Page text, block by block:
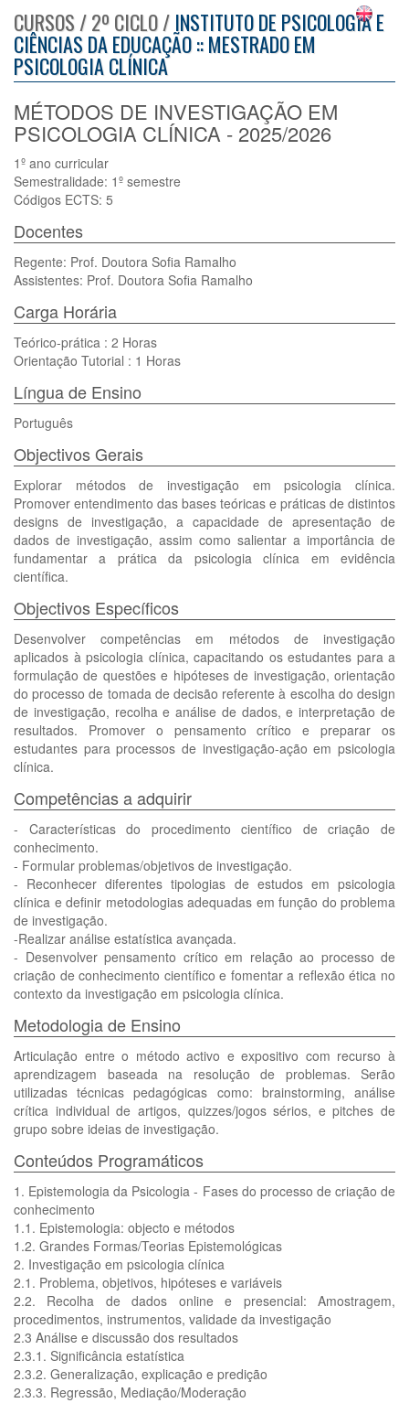
CURSOS / 2º CICLO / INSTITUTO DE PSICOLOGIA E
CIÊNCIAS DA EDUCAÇÃO :: MESTRADO EM
PSICOLOGIA CLÍNICA
MÉTODOS DE INVESTIGAÇÃO EM
PSICOLOGIA CLÍNICA - 2025/2026
1º ano curricular
Semestralidade: 1º semestre
Códigos ECTS: 5
Docentes
Regente: Prof. Doutora Sofia Ramalho
Assistentes: Prof. Doutora Sofia Ramalho
Carga Horária
Teórico-prática : 2 Horas
Orientação Tutorial : 1 Horas
Língua de Ensino
Português
Objectivos Gerais
Explorar métodos de investigação em psicologia clínica.
Promover entendimento das bases teóricas e práticas de distintos
designs de investigação, a capacidade de apresentação de
dados de investigação, assim como salientar a importância de
fundamentar a prática da psicologia clínica em evidência
científica.
Objectivos Específicos
Desenvolver competências em métodos de investigação
aplicados à psicologia clínica, capacitando os estudantes para a
formulação de questões e hipóteses de investigação, orientação
do processo de tomada de decisão referente à escolha do design
de investigação, recolha e análise de dados, e interpretação de
resultados. Promover o pensamento crítico e preparar os
estudantes para processos de investigação-ação em psicologia
clínica.
Competências a adquirir
- Características do procedimento científico de criação de
conhecimento.
- Formular problemas/objetivos de investigação.
- Reconhecer diferentes tipologias de estudos em psicologia
clínica e definir metodologias adequadas em função do problema
de investigação.
-Realizar análise estatística avançada.
- Desenvolver pensamento crítico em relação ao processo de
criação de conhecimento científico e fomentar a reflexão ética no
contexto da investigação em psicologia clínica.
Metodologia de Ensino
Articulação entre o método activo e expositivo com recurso à
aprendizagem baseada na resolução de problemas. Serão
utilizadas técnicas pedagógicas como: brainstorming, análise
crítica individual de artigos, quizzes/jogos sérios, e pitches de
grupo sobre ideias de investigação.
Conteúdos Programáticos
1. Epistemologia da Psicologia - Fases do processo de criação de
conhecimento
1.1. Epistemologia: objecto e métodos
1.2. Grandes Formas/Teorias Epistemológicas
2. Investigação em psicologia clínica
2.1. Problema, objetivos, hipóteses e variáveis
2.2. Recolha de dados online e presencial: Amostragem,
procedimentos, instrumentos, validade da investigação
2.3 Análise e discussão dos resultados
2.3.1. Significância estatística
2.3.2. Generalização, explicação e predição
2.3.3. Regressão, Mediação/Moderação